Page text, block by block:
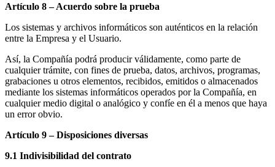
Artículo 8 – Acuerdo sobre la prueba
Los sistemas y archivos informáticos son auténticos en la relación
entre la Empresa y el Usuario.
Así, la Compañía podrá producir válidamente, como parte de
cualquier trámite, con fines de prueba, datos, archivos, programas,
grabaciones u otros elementos, recibidos, emitidos o almacenados
mediante los sistemas informáticos operados por la Compañía, en
cualquier medio digital o analógico y confíe en él a menos que haya
un error obvio.
Artículo 9 – Disposiciones diversas
9.1 Indivisibilidad del contrato